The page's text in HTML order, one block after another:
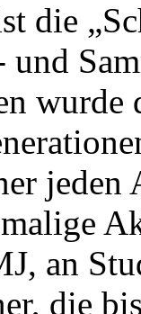
die
wurde
jeden
an
die